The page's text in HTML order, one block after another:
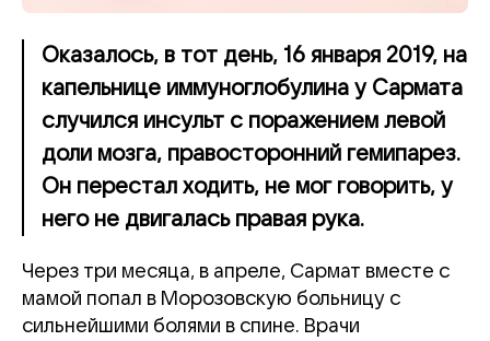
Оказалось, в тот день, 16 января 2019, на
капельнице иммуноглобулина у Сармата
случился инсульт с поражением левой
доли мозга, правосторонний гемипарез.
Он перестал ходить, не мог говорить, у
него не двигалась правая рука.
Через три месяца, в апреле, Сармат вместе с
мамой попал в Морозовскую больницу с
сильнейшими болями в спине. Врачи